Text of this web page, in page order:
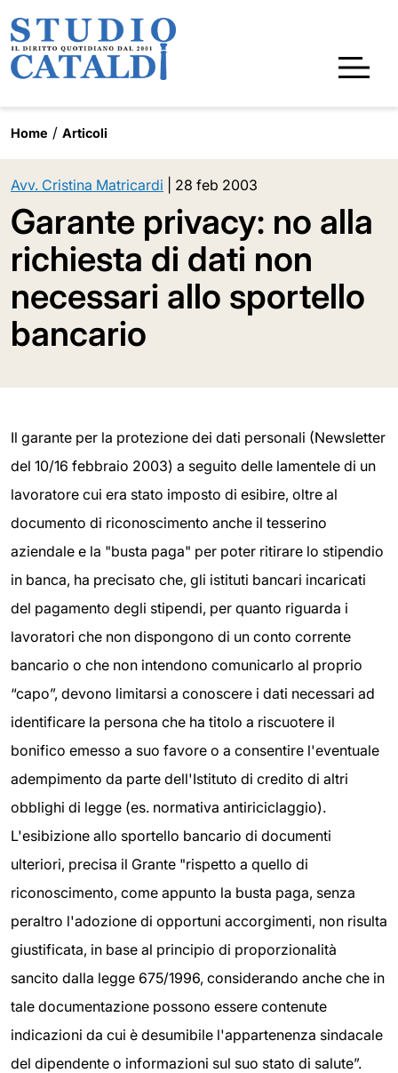
Home Articoli
Avv. Cristina Matricardi 28 feb 2003
Garante privacy: no alla
richiesta di dati non
necessari allo sportello
bancario
Il garante per la protezione dei dati personali (Newsletter
del 10/16 febbraio 2003) a seguito delle lamentele di un
lavoratore cui era stato imposto di esibire, oltre al
documento di riconoscimento anche il tesserino
aziendale e la "busta paga" per poter ritirare lo stipendio
in banca, ha precisato che, gli istituti bancari incaricati
del pagamento degli stipendi, per quanto riguarda i
lavoratori che non dispongono di un conto corrente
bancario o che non intendono comunicarlo al proprio
“capo”, devono limitarsi a conoscere i dati necessari ad
identificare la persona che ha titolo a riscuotere il
bonifico emesso a suo favore o a consentire l'eventuale
adempimento da parte dell'Istituto di credito di altri
obblighi di legge (es. normativa antiriciclaggio).
L'esibizione allo sportello bancario di documenti
ulteriori, precisa il Grante "rispetto a quello di
riconoscimento, come appunto la busta paga, senza
peraltro l'adozione di opportuni accorgimenti, non risulta
giustificata, in base al principio di proporzionalità
sancito dalla legge 675/1996, considerando anche che in
tale documentazione possono essere contenute
indicazioni da cui è desumibile l'appartenenza sindacale
del dipendente o informazioni sul suo stato di salute”.